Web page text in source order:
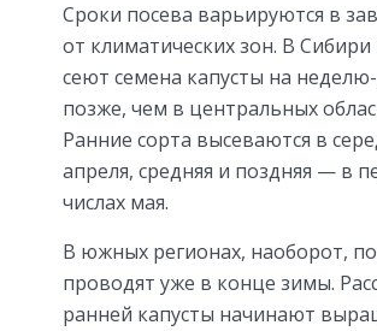
Сроки посева варьируются в
от климатических зон. В Сибири
сеют семена капусты на
позже, чем в центральных
Ранние сорта высеваются в
апреля, средняя и поздняя — в
числах мая.
В южных регионах, наоборот,
проводят уже в конце зимы.
ранней капусты начинают